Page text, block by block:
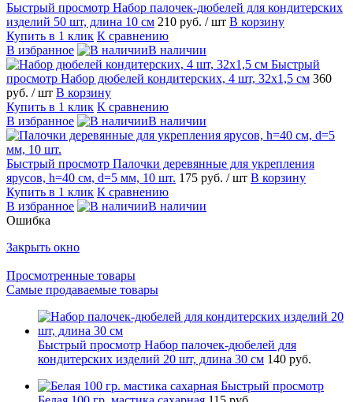
Быстрый просмотр Набор палочек-дюбелей для кондитерских
изделий 50 шт, длина 10 см 210 руб. / шт В корзину
Купить в 1 клик К сравнению
В избранное
В наличии
Быстрый
просмотр Набор дюбелей кондитерских, 4 шт, 32х1,5 см 360
руб. / шт В корзину
Купить в 1 клик К сравнению
В избранное
В наличии
Быстрый просмотр Палочки деревянные для укрепления
ярусов, h=40 см, d=5 мм, 10 шт. 175 руб. / шт В корзину
Купить в 1 клик К сравнению
В избранное
В наличии
Ошибка
Закрыть окно
Просмотренные товары
Самые продаваемые товары
Быстрый просмотр Набор палочек-дюбелей для
кондитерских изделий 20 шт, длина 30 см 140 руб.
Быстрый просмотр